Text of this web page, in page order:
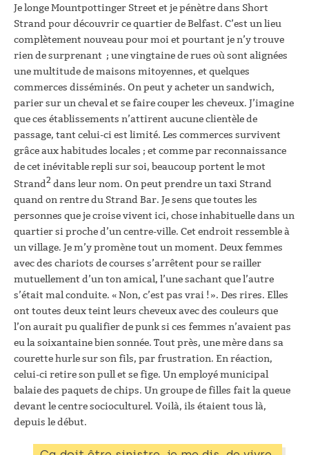
Je longe Mountpottinger Street et je pénètre dans Short
Strand pour découvrir ce quartier de Belfast. C’est un lieu
complètement nouveau pour moi et pourtant je n’y trouve
rien de surprenant ; une vingtaine de rues où sont alignées
une multitude de maisons mitoyennes, et quelques
commerces disséminés. On peut y acheter un sandwich,
parier sur un cheval et se faire couper les cheveux. J’imagine
que ces établissements n’attirent aucune clientèle de
passage, tant celui-ci est limité. Les commerces survivent
grâce aux habitudes locales ; et comme par reconnaissance
de cet inévitable repli sur soi, beaucoup portent le mot
Strand2 dans leur nom. On peut prendre un taxi Strand
quand on rentre du Strand Bar. Je sens que toutes les
personnes que je croise vivent ici, chose inhabituelle dans un
quartier si proche d’un centre-ville. Cet endroit ressemble à
un village. Je m’y promène tout un moment. Deux femmes
avec des chariots de courses s’arrêtent pour se railler
mutuellement d’un ton amical, l’une sachant que l’autre
s’était mal conduite. « Non, c’est pas vrai ! ». Des rires. Elles
ont toutes deux teint leurs cheveux avec des couleurs que
l’on aurait pu qualifier de punk si ces femmes n’avaient pas
eu la soixantaine bien sonnée. Tout près, une mère dans sa
courette hurle sur son fils, par frustration. En réaction,
celui-ci retire son pull et se fige. Un employé municipal
balaie des paquets de chips. Un groupe de filles fait la queue
devant le centre socioculturel. Voilà, ils étaient tous là,
depuis le début.